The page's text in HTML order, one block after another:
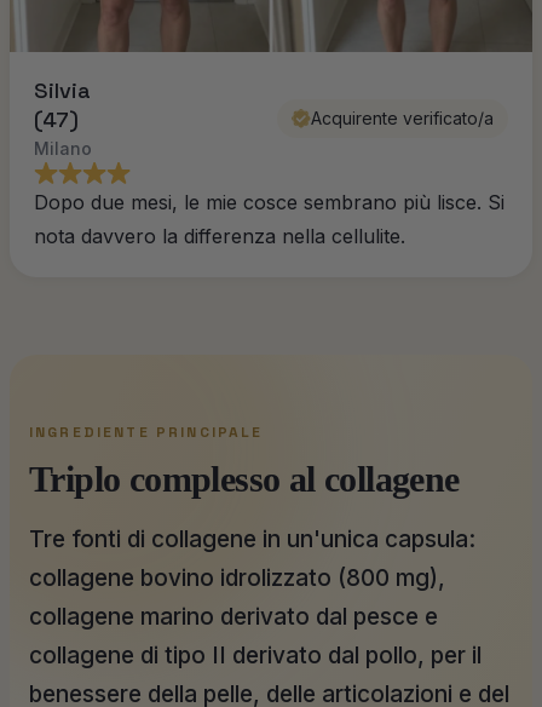
Silvia
(47)
Milano
Acquirente verificato/a
Dopo due mesi, le mie cosce sembrano più lisce. Si
nota davvero la differenza nella cellulite.
INGREDIENTE PRINCIPALE
Triplo complesso al collagene
Tre fonti di collagene in un'unica capsula:
collagene bovino idrolizzato (800 mg),
collagene marino derivato dal pesce e
collagene di tipo II derivato dal pollo, per il
benessere della pelle, delle articolazioni e del